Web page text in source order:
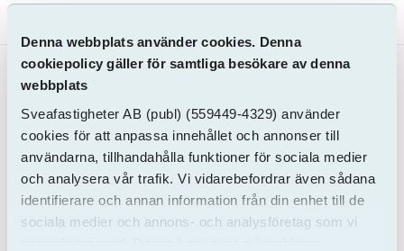
Denna webbplats använder cookies. Denna
cookiepolicy gäller för samtliga besökare av denna
webbplats
Sveafastigheter AB (publ) (559449-4329) använder
cookies för att anpassa innehållet och annonser till
användarna, tillhandahålla funktioner för sociala medier
och analysera vår trafik. Vi vidarebefordrar även sådana
identifierare och annan information från din enhet till de
sociala medier och annons- och analysföretag som vi
SVEAFASTIGHETER